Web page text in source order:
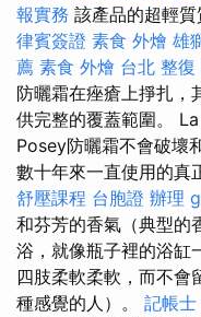
報實務 該產品的超輕
律賓簽證 素食 外燴 雄
薦 素食 外燴 台北 整復
防曬霜在痤瘡上掙扎，
供完整的覆蓋範圍。
Posey防曬霜不會破壞
數十年來一直使用的真
舒壓課程 台胞證 辦理
和芬芳的香氣（典型的
浴，就像瓶子裡的浴缸
四肢柔軟柔軟，而不會
種感覺的人）。 記帳